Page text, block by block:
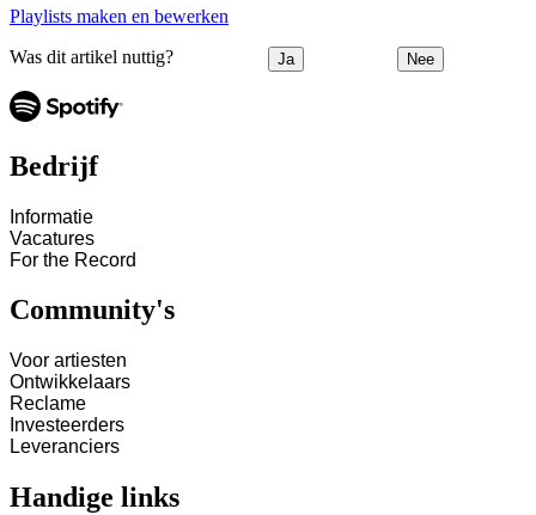
Playlists maken en bewerken
Was dit artikel nuttig? Ja Nee
Bedrijf
Informatie
Vacatures
For the Record
Community's
Voor artiesten
Ontwikkelaars
Reclame
Investeerders
Leveranciers
Handige links